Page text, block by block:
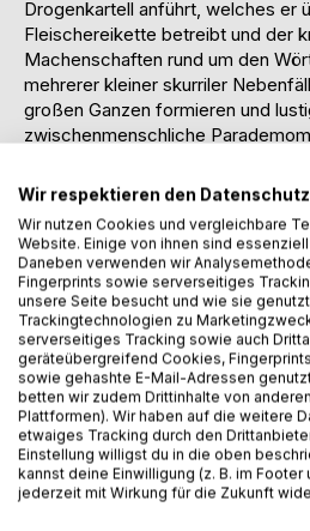
Drogenkartell anführt, welches er
Fleischereikette betreibt und der
Machenschaften rund um den
mehrerer kleiner skurriler
großen Ganzen formieren und
zwischenmenschliche
alle aus unserem eigenen
Die Sondereinheit Gerti, ist ein
Persönlichkeiten, geführt vom
Steiner, der von Wien nach
Ein sehr loyaler Skeptiker, der
liegen.
Unterstützt wird er vom sehr
Inspektorin Silvia Berger und
beide durch Perfektionismus, wie
glänzen und sich ihrem Motto 1,2
widmen.
Wir respektieren den Datenschutz
Wir nutzen Cookies und vergleichbare
Website. Einige von ihnen sind
Daneben verwenden wir
Fingerprints sowie serverseitiges
unsere Seite besucht und wie sie
Trackingtechnologien zu
serverseitiges Tracking sowie auch
geräteübergreifend Cookies,
sowie gehashte E-Mail-Adressen
betten wir zudem Drittinhalte von
Plattformen). Wir haben auf die weitere
etwaiges Tracking durch den
Einstellung willigst du in die oben
kannst deine Einwilligung (z. B. im Footer
jederzeit mit Wirkung für die Zukunft